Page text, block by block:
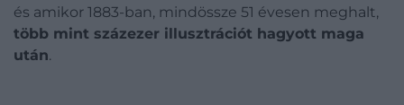
és amikor 1883-ban, mindössze 51 évesen meghalt,
több mint százezer illusztrációt hagyott maga
után.